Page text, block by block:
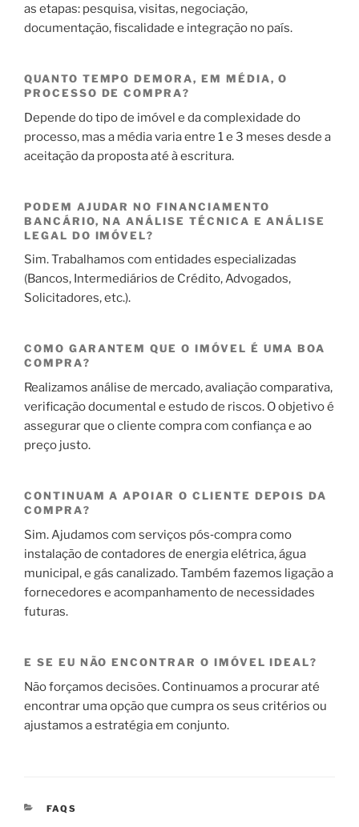
as etapas: pesquisa, visitas, negociação,
documentação, fiscalidade e integração no país.
QUANTO TEMPO DEMORA, EM MÉDIA, O
PROCESSO DE COMPRA?
Depende do tipo de imóvel e da complexidade do
processo, mas a média varia entre 1 e 3 meses desde a
aceitação da proposta até à escritura.
PODEM AJUDAR NO FINANCIAMENTO
BANCÁRIO, NA ANÁLISE TÉCNICA E ANÁLISE
LEGAL DO IMÓVEL?
Sim. Trabalhamos com entidades especializadas
(Bancos, Intermediários de Crédito, Advogados,
Solicitadores, etc.).
COMO GARANTEM QUE O IMÓVEL É UMA BOA
COMPRA?
Realizamos análise de mercado, avaliação comparativa,
verificação documental e estudo de riscos. O objetivo é
assegurar que o cliente compra com confiança e ao
preço justo.
CONTINUAM A APOIAR O CLIENTE DEPOIS DA
COMPRA?
Sim. Ajudamos com serviços pós‑compra como
instalação de contadores de energia elétrica, água
municipal, e gás canalizado. Também fazemos ligação a
fornecedores e acompanhamento de necessidades
futuras.
E SE EU NÃO ENCONTRAR O IMÓVEL IDEAL?
Não forçamos decisões. Continuamos a procurar até
encontrar uma opção que cumpra os seus critérios ou
ajustamos a estratégia em conjunto.
CATEGORIAS
FAQS